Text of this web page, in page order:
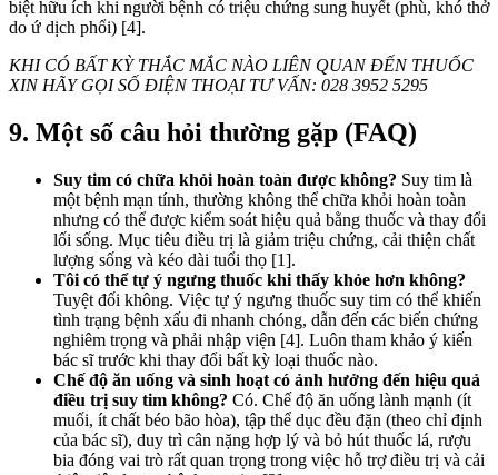
biệt hữu ích khi người bệnh có triệu chứng sung huyết (phù, khó thở
do ứ dịch phổi) [4].
KHI CÓ BẤT KỲ THẮC MẮC NÀO LIÊN QUAN ĐẾN THUỐC
XIN HÃY GỌI SỐ ĐIỆN THOẠI TƯ VẤN: 028 3952 5295
9. Một số câu hỏi thường gặp (FAQ)
Suy tim có chữa khỏi hoàn toàn được không? Suy tim là
một bệnh mạn tính, thường không thể chữa khỏi hoàn toàn
nhưng có thể được kiểm soát hiệu quả bằng thuốc và thay đổi
lối sống. Mục tiêu điều trị là giảm triệu chứng, cải thiện chất
lượng sống và kéo dài tuổi thọ [1].
Tôi có thể tự ý ngưng thuốc khi thấy khỏe hơn không?
Tuyệt đối không. Việc tự ý ngưng thuốc suy tim có thể khiến
tình trạng bệnh xấu đi nhanh chóng, dẫn đến các biến chứng
nghiêm trọng và phải nhập viện [4]. Luôn tham khảo ý kiến
bác sĩ trước khi thay đổi bất kỳ loại thuốc nào.
Chế độ ăn uống và sinh hoạt có ảnh hưởng đến hiệu quả
điều trị suy tim không? Có. Chế độ ăn uống lành mạnh (ít
muối, ít chất béo bão hòa), tập thể dục đều đặn (theo chỉ định
của bác sĩ), duy trì cân nặng hợp lý và bỏ hút thuốc lá, rượu
bia đóng vai trò rất quan trọng trong việc hỗ trợ điều trị và cải